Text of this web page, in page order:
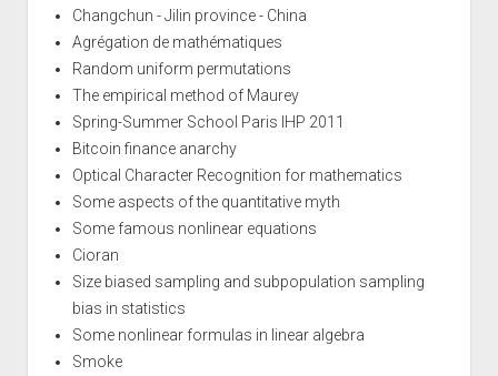
Changchun - Jilin province - China
Agrégation de mathématiques
Random uniform permutations
The empirical method of Maurey
Spring-Summer School Paris IHP 2011
Bitcoin finance anarchy
Optical Character Recognition for mathematics
Some aspects of the quantitative myth
Some famous nonlinear equations
Cioran
Size biased sampling and subpopulation sampling
bias in statistics
Some nonlinear formulas in linear algebra
Smoke